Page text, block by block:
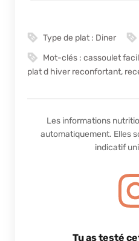
Type de plat : Diner
Mot-clés :cassoulet
plat d hiver reconfortant,
Les informations nutritionnelles sont calculées
automatiquement. Elles
indicatif
Tu as testé